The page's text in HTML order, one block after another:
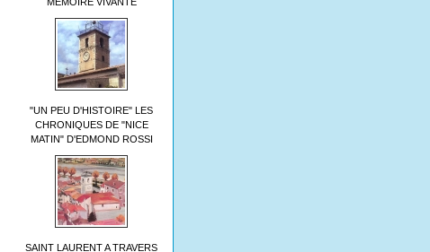
"UN PEU D'HISTOIRE" LES
CHRONIQUES DE "NICE
MATIN" D'EDMOND ROSSI
SAINT LAURENT A TRAVERS